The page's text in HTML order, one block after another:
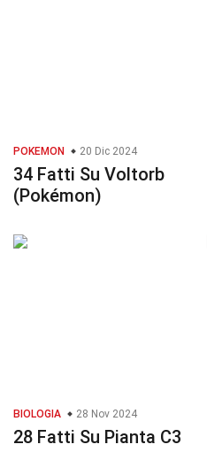
POKEMON 20 Dic 2024
34 Fatti Su Voltorb
(Pokémon)
BIOLOGIA 28 Nov 2024
28 Fatti Su Pianta C3